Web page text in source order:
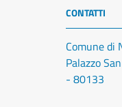
CONTATTI
Comune di
Palazzo
- 80133